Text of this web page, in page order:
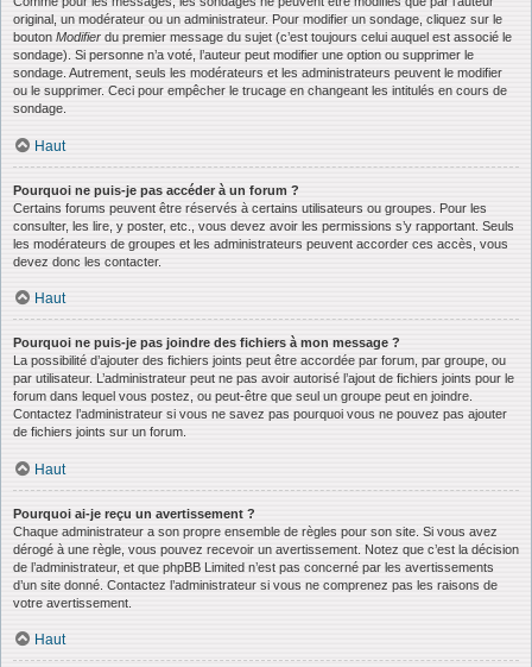
original, un modérateur ou un administrateur. Pour modifier un sondage, cliquez sur le
bouton Modifier du premier message du sujet (c’est toujours celui auquel est associé le
sondage). Si personne n’a voté, l’auteur peut modifier une option ou supprimer le
sondage. Autrement, seuls les modérateurs et les administrateurs peuvent le modifier
ou le supprimer. Ceci pour empêcher le trucage en changeant les intitulés en cours de
sondage.
Haut
Pourquoi ne puis-je pas accéder à un forum ?
Certains forums peuvent être réservés à certains utilisateurs ou groupes. Pour les
consulter, les lire, y poster, etc., vous devez avoir les permissions s’y rapportant. Seuls
les modérateurs de groupes et les administrateurs peuvent accorder ces accès, vous
devez donc les contacter.
Haut
Pourquoi ne puis-je pas joindre des fichiers à mon message ?
La possibilité d’ajouter des fichiers joints peut être accordée par forum, par groupe, ou
par utilisateur. L’administrateur peut ne pas avoir autorisé l’ajout de fichiers joints pour le
forum dans lequel vous postez, ou peut-être que seul un groupe peut en joindre.
Contactez l’administrateur si vous ne savez pas pourquoi vous ne pouvez pas ajouter
de fichiers joints sur un forum.
Haut
Pourquoi ai-je reçu un avertissement ?
Chaque administrateur a son propre ensemble de règles pour son site. Si vous avez
dérogé à une règle, vous pouvez recevoir un avertissement. Notez que c’est la décision
de l’administrateur, et que phpBB Limited n’est pas concerné par les avertissements
d’un site donné. Contactez l’administrateur si vous ne comprenez pas les raisons de
votre avertissement.
Haut